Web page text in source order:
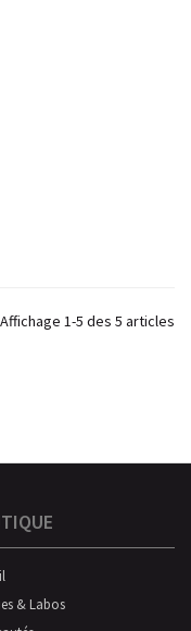
Affichage 1-5 des 5 articles
& Labos